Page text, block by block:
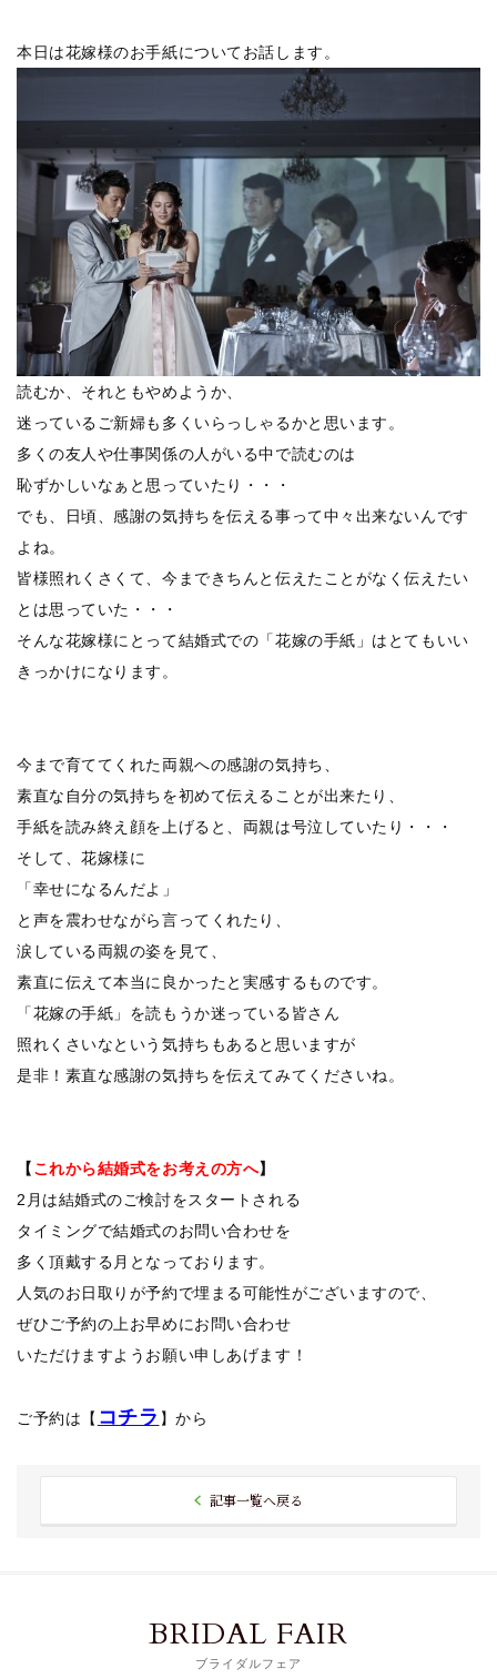
本日は花嫁様のお手紙についてお話します。
読むか、それともやめようか、
迷っているご新婦も多くいらっしゃるかと思います。
多くの友人や仕事関係の人がいる中で読むのは
恥ずかしいなぁと思っていたり・・・
でも、日頃、感謝の気持ちを伝える事って中々出来ないんです
よね。
皆様照れくさくて、今まできちんと伝えたことがなく伝えたい
とは思っていた・・・
そんな花嫁様にとって結婚式での「花嫁の手紙」はとてもいい
きっかけになります。
今まで育ててくれた両親への感謝の気持ち、
素直な自分の気持ちを初めて伝えることが出来たり、
手紙を読み終え顔を上げると、両親は号泣していたり・・・
そして、花嫁様に
「幸せになるんだよ」
と声を震わせながら言ってくれたり、
涙している両親の姿を見て、
素直に伝えて本当に良かったと実感するものです。
「花嫁の手紙」を読もうか迷っている皆さん
照れくさいなという気持ちもあると思いますが
是非！素直な感謝の気持ちを伝えてみてくださいね。
【これから結婚式をお考えの方へ】
2月は結婚式のご検討をスタートされる
タイミングで結婚式のお問い合わせを
多く頂戴する月となっております。
人気のお日取りが予約で埋まる可能性がございますので、
ぜひご予約の上お早めにお問い合わせ
いただけますようお願い申しあげます！
ご予約は【 コチラ 】から
記事一覧へ戻る
BRIDAL FAIR
ブライダルフェア